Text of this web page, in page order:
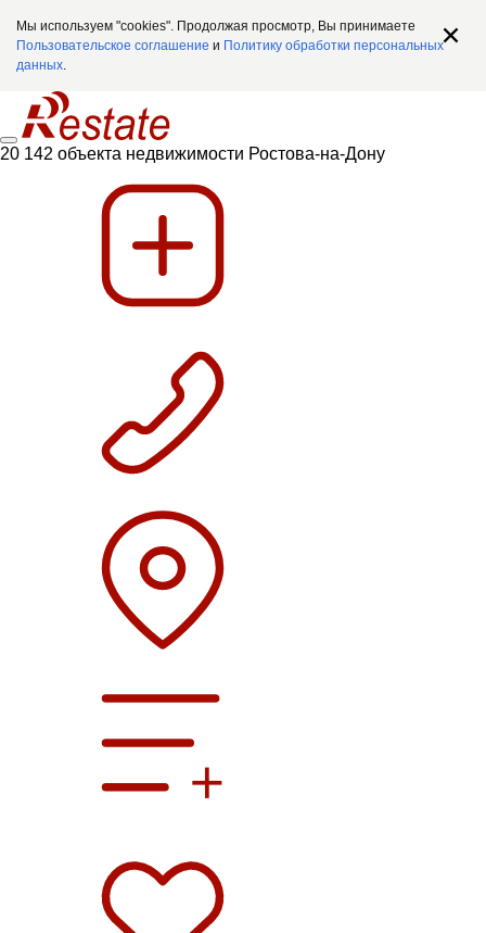
Мы используем "cookies". Продолжая просмотр, Вы принимаете
Пользовательское соглашение и Политику обработки персональных
данных.
20 142 объекта недвижимости Ростова-на-Дону